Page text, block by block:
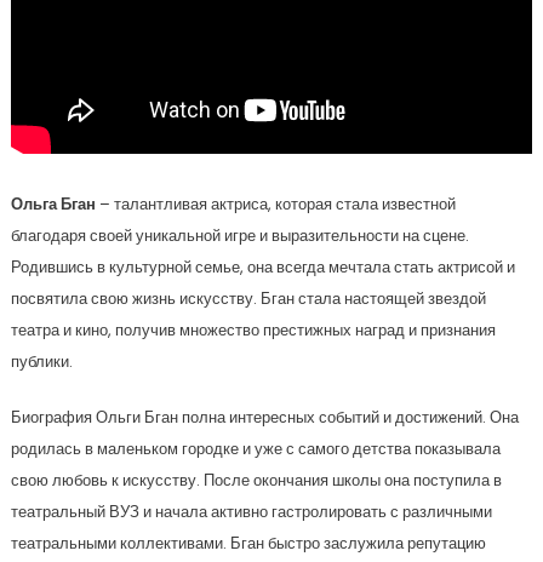
Ольга Бган – талантливая актриса, которая стала известной
благодаря своей уникальной игре и выразительности на сцене.
Родившись в культурной семье, она всегда мечтала стать актрисой и
посвятила свою жизнь искусству. Бган стала настоящей звездой
театра и кино, получив множество престижных наград и признания
публики.
Биография Ольги Бган полна интересных событий и достижений. Она
родилась в маленьком городке и уже с самого детства показывала
свою любовь к искусству. После окончания школы она поступила в
театральный ВУЗ и начала активно гастролировать с различными
театральными коллективами. Бган быстро заслужила репутацию